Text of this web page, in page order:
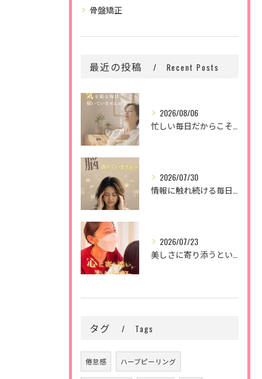
骨盤矯正
最近の投稿 Recent Posts
2026/08/06
忙しい毎日だからこそ、
2026/07/30
情報に触れ続ける毎日。
2026/07/23
美しさに寄り添うということ。
タグ Tags
倦怠感 ハーブピーリング